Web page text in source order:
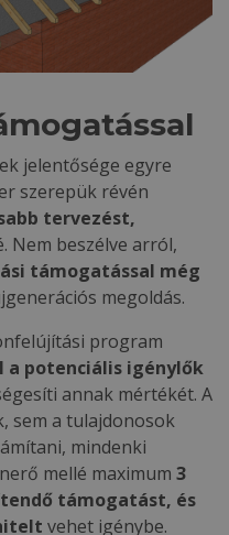
jelentősége egyre
szerepük révén
tervezést,
Nem beszélve arról,
támogatással még
megoldás.
program
a potenciális igénylők
annak mértékét. A
sem a tulajdonosok
mindenki
mellé maximum 3
támogatást, és
vehet igénybe.